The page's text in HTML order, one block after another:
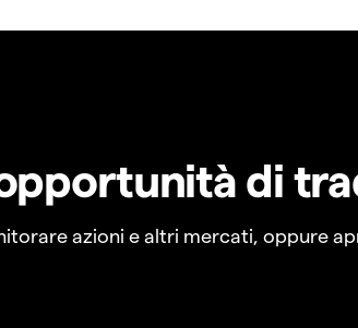
di
azioni e altri mercati, oppure